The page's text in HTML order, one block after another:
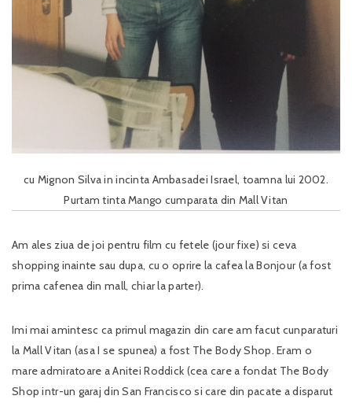
cu Mignon Silva in incinta Ambasadei Israel, toamna lui 2002.
Purtam tinta Mango cumparata din Mall Vitan
Am ales ziua de joi pentru film cu fetele (jour fixe) si ceva
shopping inainte sau dupa, cu o oprire la cafea la Bonjour (a fost
prima cafenea din mall, chiar la parter).
Imi mai amintesc ca primul magazin din care am facut cunparaturi
la Mall Vitan (asa I se spunea) a fost The Body Shop. Eram o
mare admiratoare a Anitei Roddick (cea care a fondat The Body
Shop intr-un garaj din San Francisco si care din pacate a disparut